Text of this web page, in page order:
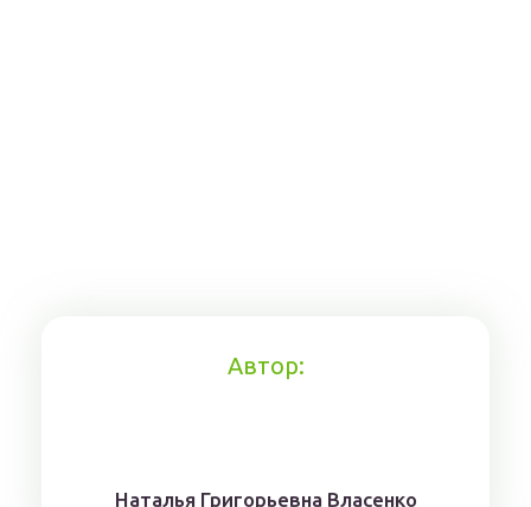
Автор:
Наталья Григорьевна Власенко